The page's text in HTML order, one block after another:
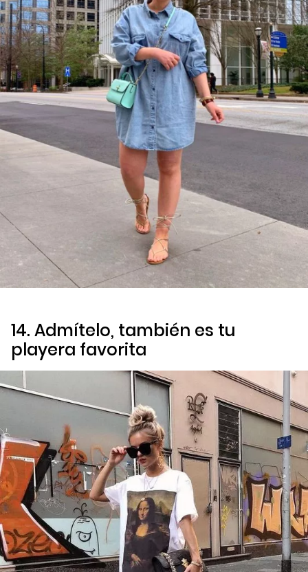
14. Admítelo, también es tu
playera favorita